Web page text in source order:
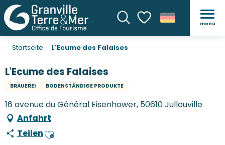
SucheVoir les favoris
menü
Startseite L'Ecume des Falaises
L'Ecume des Falaises
BRAUEREI BODENSTÄNDIGE PRODUKTE
16 avenue du Général Eisenhower, 50610 Jullouville
Anfahrt
TeilenAjouter aux favoris